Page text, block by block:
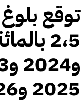
توقع
2025 و2026